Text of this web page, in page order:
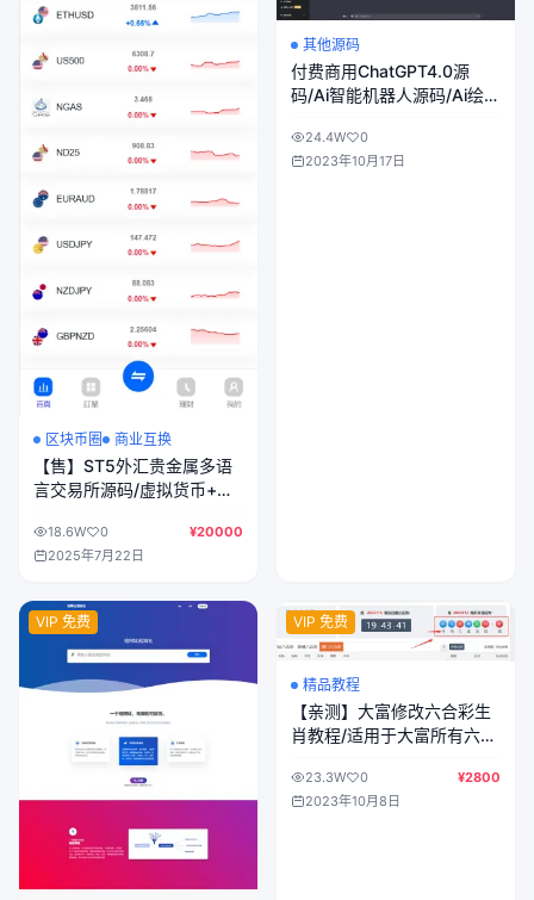
区块币圈 商业互换
【售】ST5外汇贵金属多语
言交易所源码/虚拟货币+外
合约+K线控制+模拟账号/前
端uniapp纯源码+后端PHP
18.6W 0
¥20000
2025年7月22日
其他源码
付费商用ChatGPT4.0源
码/Ai智能机器人源码/Ai绘图
+收费模式
24.4W
0
2023年10月17日
VIP 免费 VIP 免费
精品教程
【亲测】大富修改六合彩生
肖教程/适用于大富所有六合
合彩/修改后即可生效/接单
必备
23.3W 0
¥2800
2023年10月8日